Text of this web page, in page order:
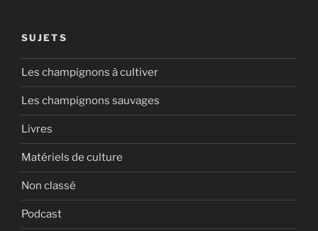
SUJETS
Les champignons à cultiver
Les champignons sauvages
Livres
Matériels de culture
Non classé
Podcast